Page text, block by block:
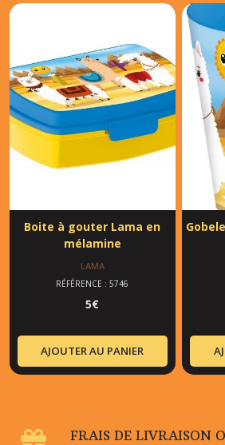
Boite à gouter Lama en
mélamine
LAMA
RÉFÉRENCE : 5746
5€
AJOUTER AU PANIER
FRAIS DE LIVRAISON